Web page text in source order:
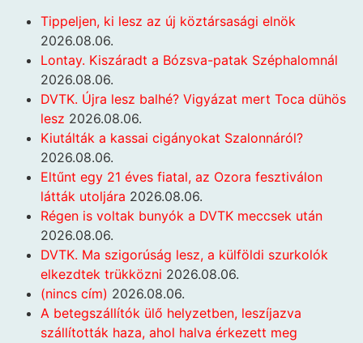
Tippeljen, ki lesz az új köztársasági elnök
2026.08.06.
Lontay. Kiszáradt a Bózsva-patak Széphalomnál
2026.08.06.
DVTK. Újra lesz balhé? Vigyázat mert Toca dühös
lesz 2026.08.06.
Kiutálták a kassai cigányokat Szalonnáról?
2026.08.06.
Eltűnt egy 21 éves fiatal, az Ozora fesztiválon
látták utoljára 2026.08.06.
Régen is voltak bunyók a DVTK meccsek után
2026.08.06.
DVTK. Ma szigorúság lesz, a külföldi szurkolók
elkezdtek trükközni 2026.08.06.
(nincs cím) 2026.08.06.
A betegszállítók ülő helyzetben, leszíjazva
szállították haza, ahol halva érkezett meg